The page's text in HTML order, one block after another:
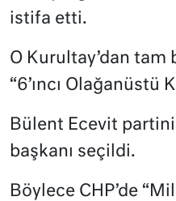
istifa etti.
O Kurultay’dan tam
“6’ıncı Olağanüstü
Bülent Ecevit
başkanı seçildi.
Böylece CHP’de